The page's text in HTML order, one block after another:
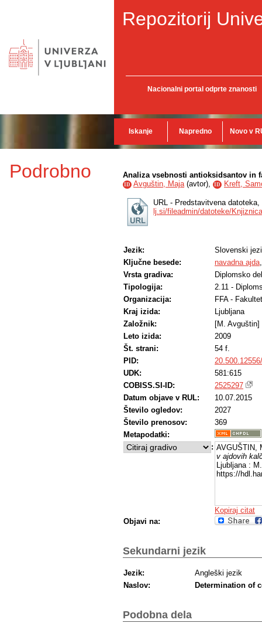
Repozitorij
Nacionalni portal odprte znanosti
Iskanje Napredno Novo v
Podrobno Analiza vsebnosti antioksidsantov in
ID Avguštin, Maja(avtor), ID Kreft,
URL - Predstavitvena
lj.si/fileadmin/datoteke/
Jezik:
Slovenski
Ključne besede:
navadna ajda
Vrsta gradiva:
Diplomsko
Tipologija:
2.11 -
Organizacija:
FFA -
Kraj izida:
Ljubljana
Založnik:
[M. Avguštin]
Leto izida:
2009
Št. strani:
54 f.
PID:
UDK:
581:615
COBISS.SI-ID:
2525297
Datum objave v RUL:
10.07.2015
Število ogledov:
2027
Število prenosov:
369
Metapodatki:
: AVGUŠTIN,
v ajdovih
Ljubljana :
https://
Kopiraj citat
Objavi na:
Sekundarni jezik
Jezik:
Angleški jezik
Naslov:
Determination of
Podobna dela